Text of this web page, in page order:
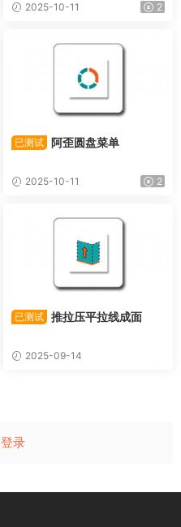
2025-10-11 2
已测试 阿歪圆盘菜单
2025-10-11 2
已测试 推拉压平拉线成面
2025-09-14
登录